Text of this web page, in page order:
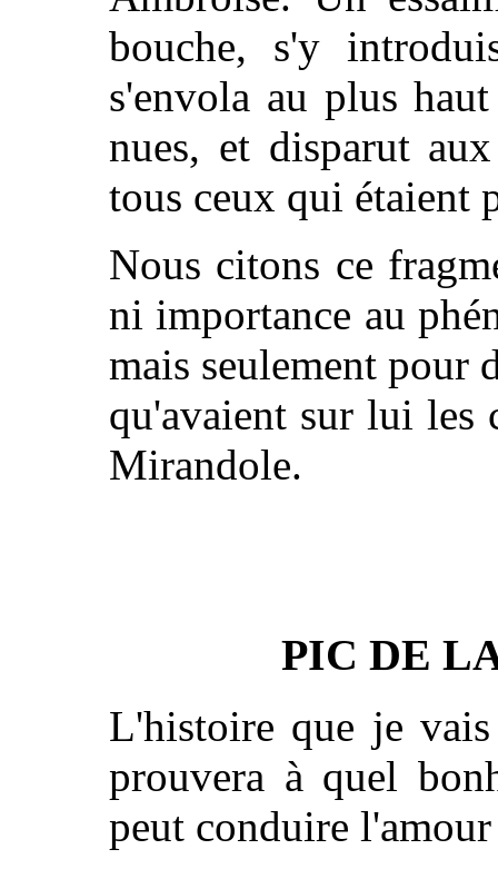
bouche, s'y
s'envola au plus
nues, et disparut
tous ceux qui étaient
Nous citons ce
ni importance au
mais seulement pour
qu'avaient sur lui les
Mirandole.
PIC DE
L'histoire que je
prouvera à quel
peut conduire